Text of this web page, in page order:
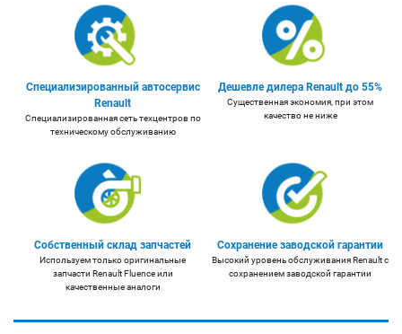
Специализированный автосервис
Renault
Специализированная сеть техцентров по
техническому обслуживанию
Дешевле дилера Renault до 55%
Существенная экономия, при этом
качество не ниже
Собственный склад запчастей
Используем только оригинальные
запчасти Renault Fluence или
качественные аналоги
Сохранение заводской гарантии
Высокий уровень обслуживания Renault с
сохранением заводской гарантии